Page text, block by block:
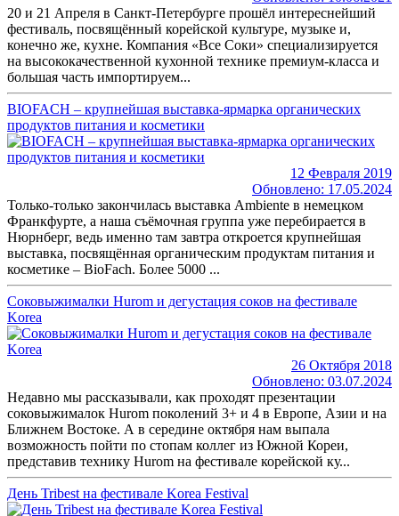
20 и 21 Апреля в Санкт-Петербурге прошёл интереснейший
фестиваль, посвящённый корейской культуре, музыке и,
конечно же, кухне. Компания «Все Соки» специализируется
на высококачественной кухонной технике премиум-класса и
большая часть импортируем...
BIOFACH – крупнейшая выставка-ярмарка органических
продуктов питания и косметики
12 Февраля 2019
Обновлено: 17.05.2024
Только-только закончилась выставка Ambiente в немецком
Франкфурте, а наша съёмочная группа уже перебирается в
Нюрнберг, ведь именно там завтра откроется крупнейшая
выставка, посвящённая органическим продуктам питания и
косметике – BioFach. Более 5000 ...
Соковыжималки Hurom и дегустация соков на фестивале
Korea
26 Октября 2018
Обновлено: 03.07.2024
Недавно мы рассказывали, как проходят презентации
соковыжималок Hurom поколений 3+ и 4 в Европе, Азии и на
Ближнем Востоке. А в середине октября нам выпала
возможность пойти по стопам коллег из Южной Кореи,
представив технику Hurom на фестивале корейской ку...
День Tribest на фестивале Korea Festival